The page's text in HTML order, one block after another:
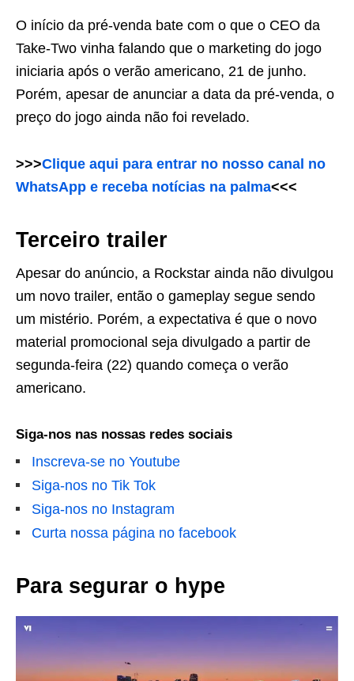
O início da pré-venda bate com o que o CEO da
Take-Two vinha falando que o marketing do jogo
iniciaria após o verão americano, 21 de junho.
Porém, apesar de anunciar a data da pré-venda, o
preço do jogo ainda não foi revelado.
>>>Clique aqui para entrar no nosso canal no
WhatsApp e receba notícias na palma<<<
Terceiro trailer
Apesar do anúncio, a Rockstar ainda não divulgou
um novo trailer, então o gameplay segue sendo
um mistério. Porém, a expectativa é que o novo
material promocional seja divulgado a partir de
segunda-feira (22) quando começa o verão
americano.
Siga-nos nas nossas redes sociais
Inscreva-se no Youtube
Siga-nos no Tik Tok
Siga-nos no Instagram
Curta nossa página no facebook
Para segurar o hype